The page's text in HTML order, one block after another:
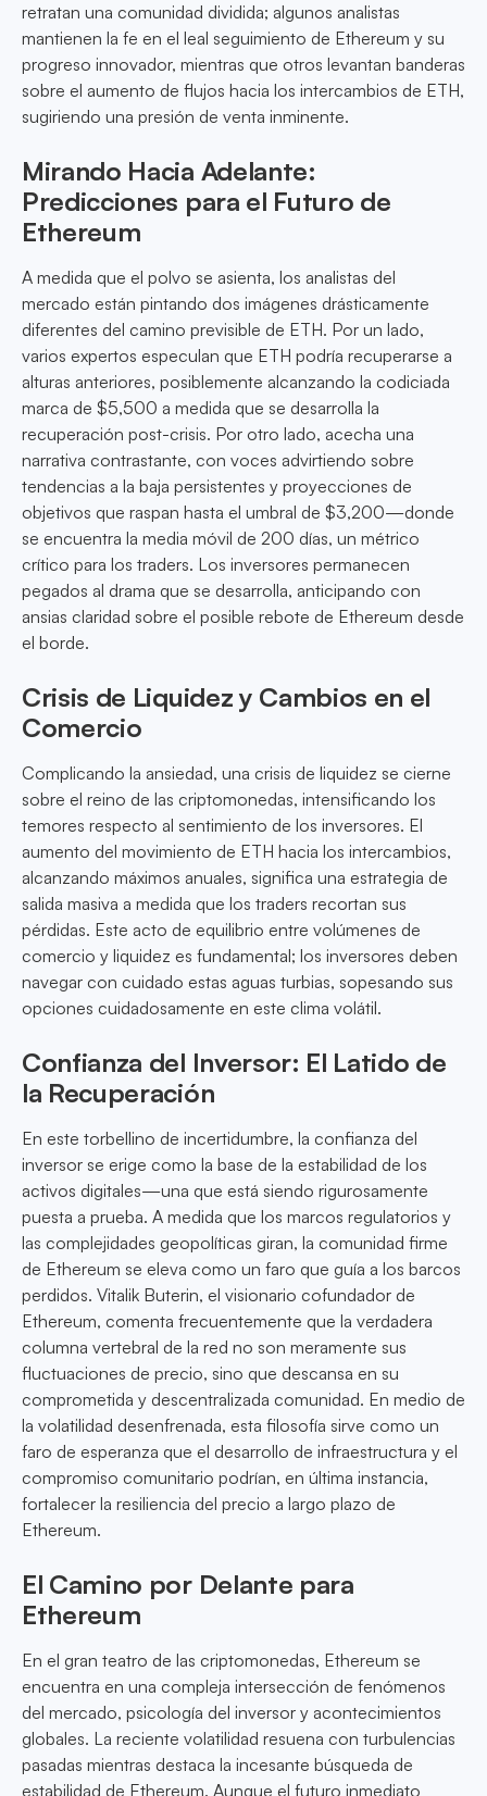
retratan una comunidad dividida; algunos analistas
mantienen la fe en el leal seguimiento de Ethereum y su
progreso innovador, mientras que otros levantan banderas
sobre el aumento de flujos hacia los intercambios de ETH,
sugiriendo una presión de venta inminente.
Mirando Hacia Adelante:
Predicciones para el Futuro de
Ethereum
A medida que el polvo se asienta, los analistas del
mercado están pintando dos imágenes drásticamente
diferentes del camino previsible de ETH. Por un lado,
varios expertos especulan que ETH podría recuperarse a
alturas anteriores, posiblemente alcanzando la codiciada
marca de $5,500 a medida que se desarrolla la
recuperación post-crisis. Por otro lado, acecha una
narrativa contrastante, con voces advirtiendo sobre
tendencias a la baja persistentes y proyecciones de
objetivos que raspan hasta el umbral de $3,200—donde
se encuentra la media móvil de 200 días, un métrico
crítico para los traders. Los inversores permanecen
pegados al drama que se desarrolla, anticipando con
ansias claridad sobre el posible rebote de Ethereum desde
el borde.
Crisis de Liquidez y Cambios en el
Comercio
Complicando la ansiedad, una crisis de liquidez se cierne
sobre el reino de las criptomonedas, intensificando los
temores respecto al sentimiento de los inversores. El
aumento del movimiento de ETH hacia los intercambios,
alcanzando máximos anuales, significa una estrategia de
salida masiva a medida que los traders recortan sus
pérdidas. Este acto de equilibrio entre volúmenes de
comercio y liquidez es fundamental; los inversores deben
navegar con cuidado estas aguas turbias, sopesando sus
opciones cuidadosamente en este clima volátil.
Confianza del Inversor: El Latido de
la Recuperación
En este torbellino de incertidumbre, la confianza del
inversor se erige como la base de la estabilidad de los
activos digitales—una que está siendo rigurosamente
puesta a prueba. A medida que los marcos regulatorios y
las complejidades geopolíticas giran, la comunidad firme
de Ethereum se eleva como un faro que guía a los barcos
perdidos. Vitalik Buterin, el visionario cofundador de
Ethereum, comenta frecuentemente que la verdadera
columna vertebral de la red no son meramente sus
fluctuaciones de precio, sino que descansa en su
comprometida y descentralizada comunidad. En medio de
la volatilidad desenfrenada, esta filosofía sirve como un
faro de esperanza que el desarrollo de infraestructura y el
compromiso comunitario podrían, en última instancia,
fortalecer la resiliencia del precio a largo plazo de
Ethereum.
El Camino por Delante para
Ethereum
En el gran teatro de las criptomonedas, Ethereum se
encuentra en una compleja intersección de fenómenos
del mercado, psicología del inversor y acontecimientos
globales. La reciente volatilidad resuena con turbulencias
pasadas mientras destaca la incesante búsqueda de
estabilidad de Ethereum. Aunque el futuro inmediato